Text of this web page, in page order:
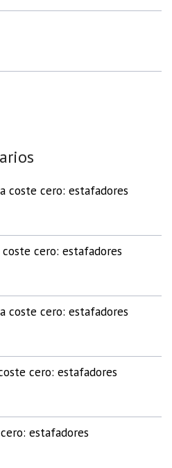
coste cero: estafadores
coste cero: estafadores
coste cero: estafadores
cero: estafadores
estafadores